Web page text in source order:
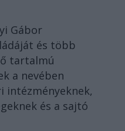
Gábor
és több
tartalmú
a nevében
intézményeknek,
és a sajtó